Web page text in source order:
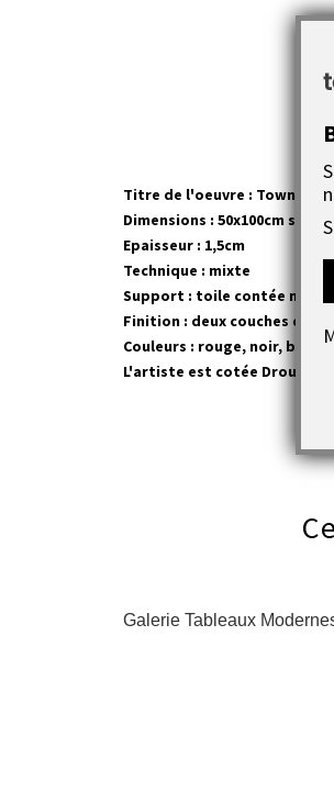
Titre de l'oeuvre : Town
Dimensions : 50x100cm soit
Epaisseur : 1,5cm
Technique : mixte
Support : toile contée
Finition : deux couches de
Couleurs : rouge, noir,
L'artiste est cotée Drouot
Galerie Tableaux